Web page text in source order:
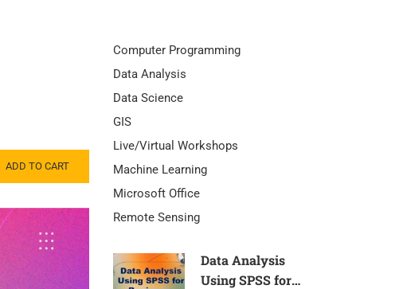
ADD TO CART
Computer Programming
Data Analysis
Data Science
GIS
Live/Virtual Workshops
Machine Learning
Microsoft Office
Remote Sensing
Data Analysis
Using SPSS for